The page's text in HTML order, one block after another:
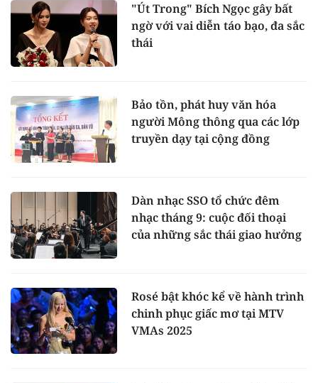
"Út Trong" Bích Ngọc gây bất
ngờ với vai diễn táo bạo, đa sắc
thái
Bảo tồn, phát huy văn hóa
người Mông thông qua các lớp
truyền dạy tại cộng đồng
Dàn nhạc SSO tổ chức đêm
nhạc tháng 9: cuộc đối thoại
của những sắc thái giao hưởng
Rosé bật khóc kể về hành trình
chinh phục giấc mơ tại MTV
VMAs 2025